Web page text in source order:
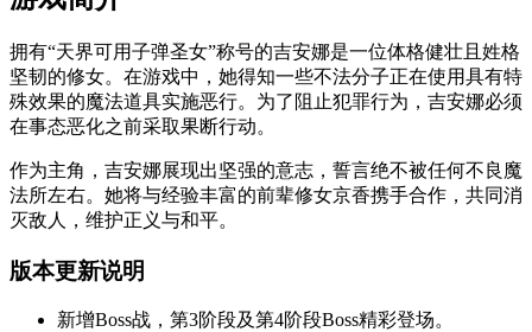
拥有“天界可用子弹圣女”称号的吉安娜是一位体格健壮且姓格
坚韧的修女。在游戏中，她得知一些不法分子正在使用具有特
殊效果的魔法道具实施恶行。为了阻止犯罪行为，吉安娜必须
在事态恶化之前采取果断行动。
作为主角，吉安娜展现出坚强的意志，誓言绝不被任何不良魔
法所左右。她将与经验丰富的前辈修女京香携手合作，共同消
灭敌人，维护正义与和平。
版本更新说明
新增Boss战，第3阶段及第4阶段Boss精彩登场。